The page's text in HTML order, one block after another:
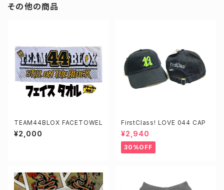
その他の商品
TEAM44BLOX FACETOWEL
¥2,000
FirstClass! LOVE 044 CAP
¥2,940
30%OFF